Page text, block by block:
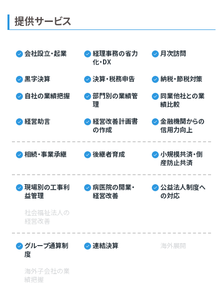
提供サービス
会社設立・起業
経理事務の省力
化・DX
月次訪問
黒字決算 決算・税務申告
納税・節税対策
自社の業績把握
部門別の業績管
理
同業他社との業
績比較
経営助言
経営改善計画書
の作成
金融機関からの
信用力向上
相続・事業承継 後継者育成
小規模共済・倒
産防止共済
現場別の工事利
益管理
病医院の開業・
経営改善
公益法人制度へ
の対応
社会福祉法人の
経営改善
グループ通算制
度
連結決算 海外展開
海外子会社の業
績把握